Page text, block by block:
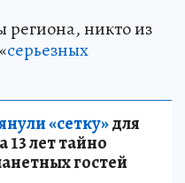
региона, никто из
серьезных
«сетку»для
лет тайно
гостей